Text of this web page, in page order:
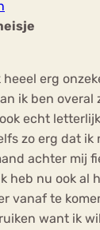
heeel erg
ik ben overal
echt
zo erg dat
achter mij
heb nu ook al
vanaf te
want ik